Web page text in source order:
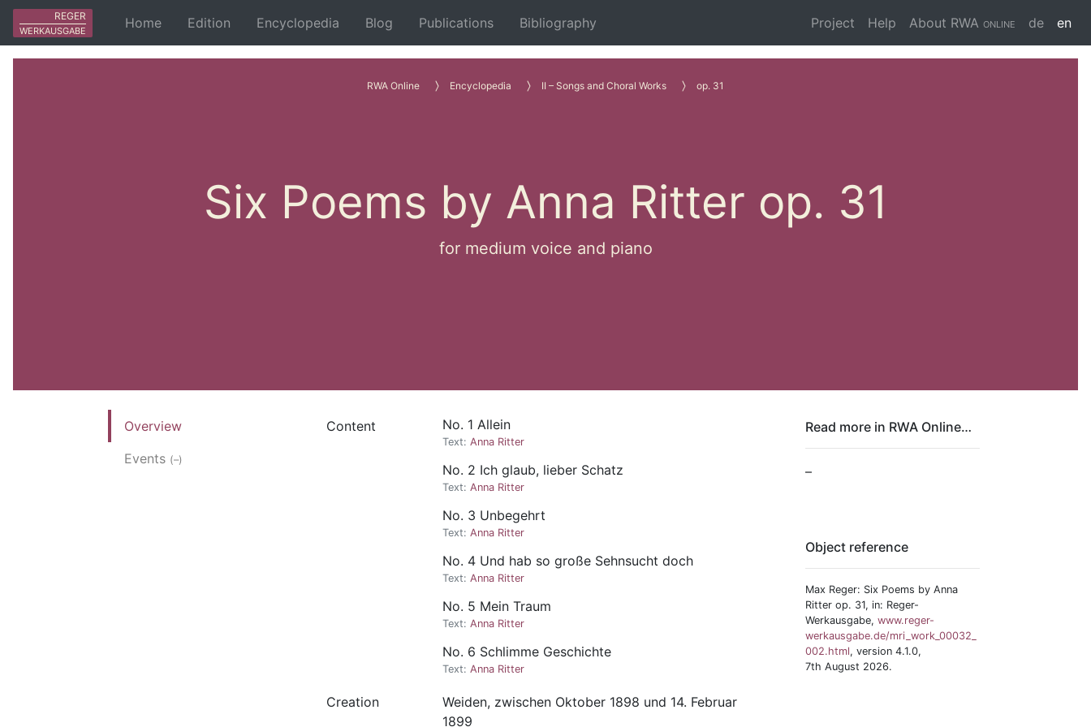
REGER
WERKAUSGABE Home Edition Encyclopedia Blog Publications Bibliography Project Help About RWA online de en
RWA Online Encyclopedia II – Songs and Choral Works op. 31
Six Poems by Anna Ritter op. 31
for medium voice and piano
Overview
Events (–)
Content No. 1 Allein
Text: Anna Ritter
No. 2 Ich glaub, lieber Schatz
Text: Anna Ritter
No. 3 Unbegehrt
Text: Anna Ritter
No. 4 Und hab so große Sehnsucht doch
Text: Anna Ritter
No. 5 Mein Traum
Text: Anna Ritter
No. 6 Schlimme Geschichte
Text: Anna Ritter
Creation
Weiden, zwischen Oktober 1898 und 14. Februar
1899
Read more in RWA Online…
–
Object reference
Max Reger: Six Poems by Anna
Ritter op. 31, in: Reger-
Werkausgabe, www.reger-
werkausgabe.de/mri_work_00032_
002.html, version 4.1.0,
7th August 2026.